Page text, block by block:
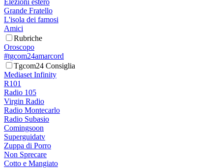
Grande Fratello
L'isola dei famosi
Amici
Rubriche
Oroscopo
#tgcom24amarcord
Tgcom24 Consiglia
Mediaset Infinity
R101
Radio 105
Virgin Radio
Radio Montecarlo
Radio Subasio
Comingsoon
Superguidatv
Zuppa di Porro
Non Sprecare
Cotto e Mangiato